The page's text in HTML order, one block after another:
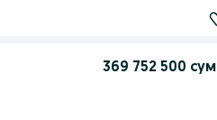
369 752 500 сум